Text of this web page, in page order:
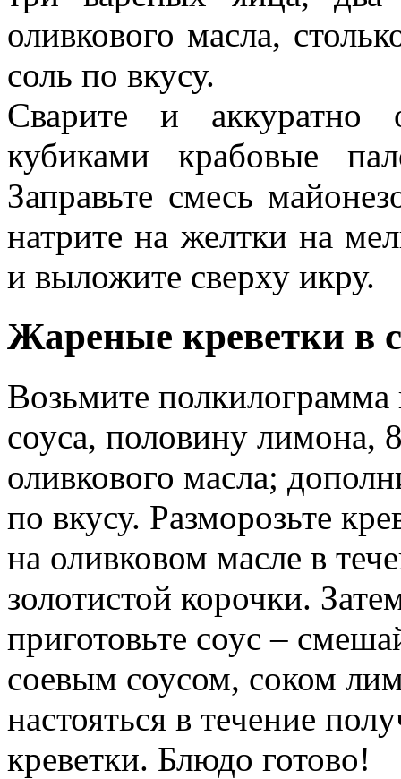
оливкового масла,
соль по вкусу.
Сварите и аккуратно
кубиками крабовые
Заправьте смесь
натрите на желтки на
и выложите сверху икру.
Жареные креветки в
Возьмите полкилограмма
соуса, половину лимона,
оливкового масла;
по вкусу. Разморозьте
на оливковом масле в
золотистой корочки.
приготовьте соус –
соевым соусом, соком
настояться в течение
креветки. Блюдо готово!